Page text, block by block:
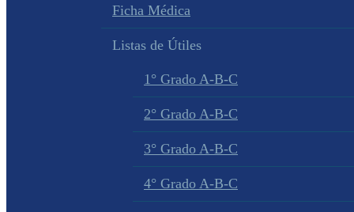
Ficha Médica
Listas de Útiles
1° Grado A-B-C
2° Grado A-B-C
3° Grado A-B-C
4° Grado A-B-C